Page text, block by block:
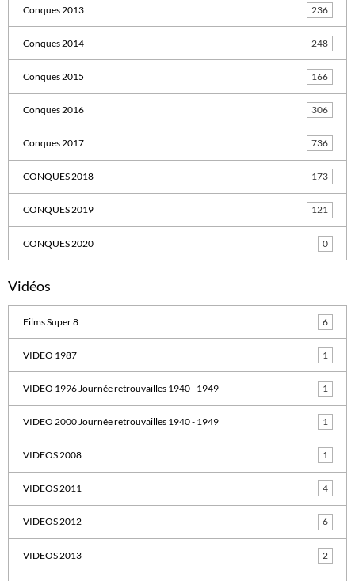
Conques 2013 236
Conques 2014 248
Conques 2015 166
Conques 2016 306
Conques 2017 736
CONQUES 2018 173
CONQUES 2019 121
CONQUES 2020 0
Vidéos
Films Super 8 6
VIDEO 1987 1
VIDEO 1996 Journée retrouvailles 1940 - 1949 1
VIDEO 2000 Journée retrouvailles 1940 - 1949 1
VIDEOS 2008 1
VIDEOS 2011 4
VIDEOS 2012 6
VIDEOS 2013 2